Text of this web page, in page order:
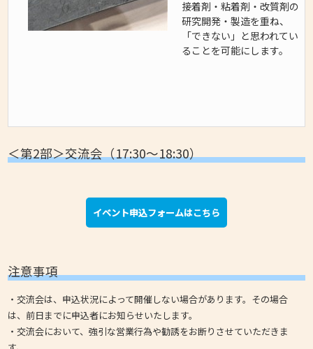
接着剤・粘着剤・改質剤の
研究開発・製造を重ね、
「できない」と思われてい
ることを可能にします。
＜第2部＞交流会（17:30～18:30）
イベント申込フォームはこちら
注意事項
・交流会は、申込状況によって開催しない場合があります。その場合
は、前日までに申込者にお知らせいたします。
・交流会において、強引な営業行為や勧誘をお断りさせていただきま